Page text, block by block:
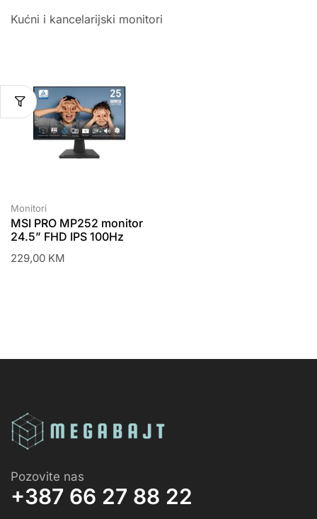
Kućni i kancelarijski monitori
Monitori
MSI PRO MP252 monitor
24.5” FHD IPS 100Hz
229,00 KM
Pozovite nas
+387 66 27 88 22